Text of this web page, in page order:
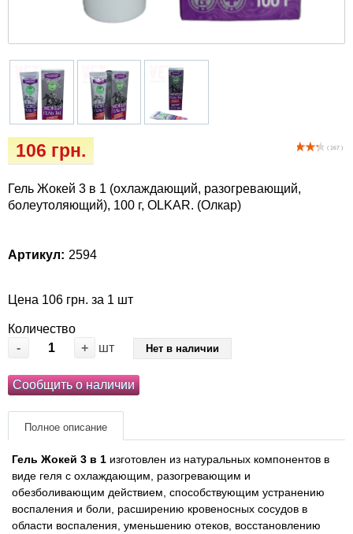
( 167 )
106 грн.
Гель Жокей 3 в 1 (охлаждающий, разогревающий,
болеутоляющий), 100 г, OLKAR. (Олкар)
Артикул: 2594
Цена 106 грн. за 1 шт
Количество
-
+ шт Нет в наличии
Сообщить о наличии
Полное описание
Гель Жокей 3 в 1 изготовлен из натуральных компонентов в
виде геля с охлаждающим, разогревающим и
обезболивающим действием, способствующим устранению
воспаления и боли, расширению кровеносных сосудов в
области воспаления, уменьшению отеков, восстановлению
Ласощі та корма
Vet Diet Canine Wet - ветеринарные диеты
Лежаки, будиночки, охолоджуючи
килимки
Миски, автогодівниці, поілки
Одяг та взуття
Післяопераційні засоби та витратні
Товары для голубей
Товары для грызунов
Товары для лошадей
Товары для людей
Хозряд - хозтовары оптом